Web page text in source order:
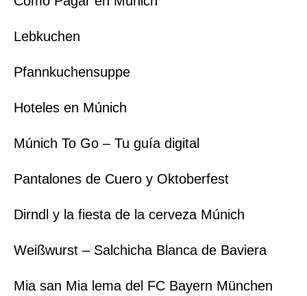
Lebkuchen
Pfannkuchensuppe
Hoteles en Múnich
Múnich To Go – Tu guía digital
Pantalones de Cuero y Oktoberfest
Dirndl y la fiesta de la cerveza Múnich
Weißwurst – Salchicha Blanca de Baviera
Mia san Mia lema del FC Bayern München